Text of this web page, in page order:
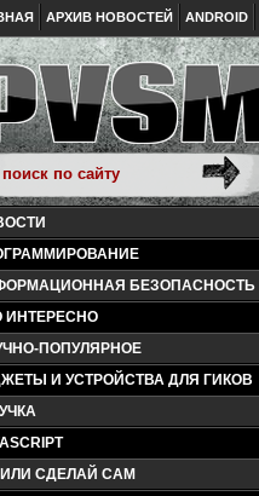
АРХИВ НОВОСТЕЙ ANDROID
БЕЗОПАСНОСТЬ
ИНТЕРЕСНО
ПОПУЛЯРНОЕ
И УСТРОЙСТВА ДЛЯ ГИКОВ
ИЛИ СДЕЛАЙ САМ